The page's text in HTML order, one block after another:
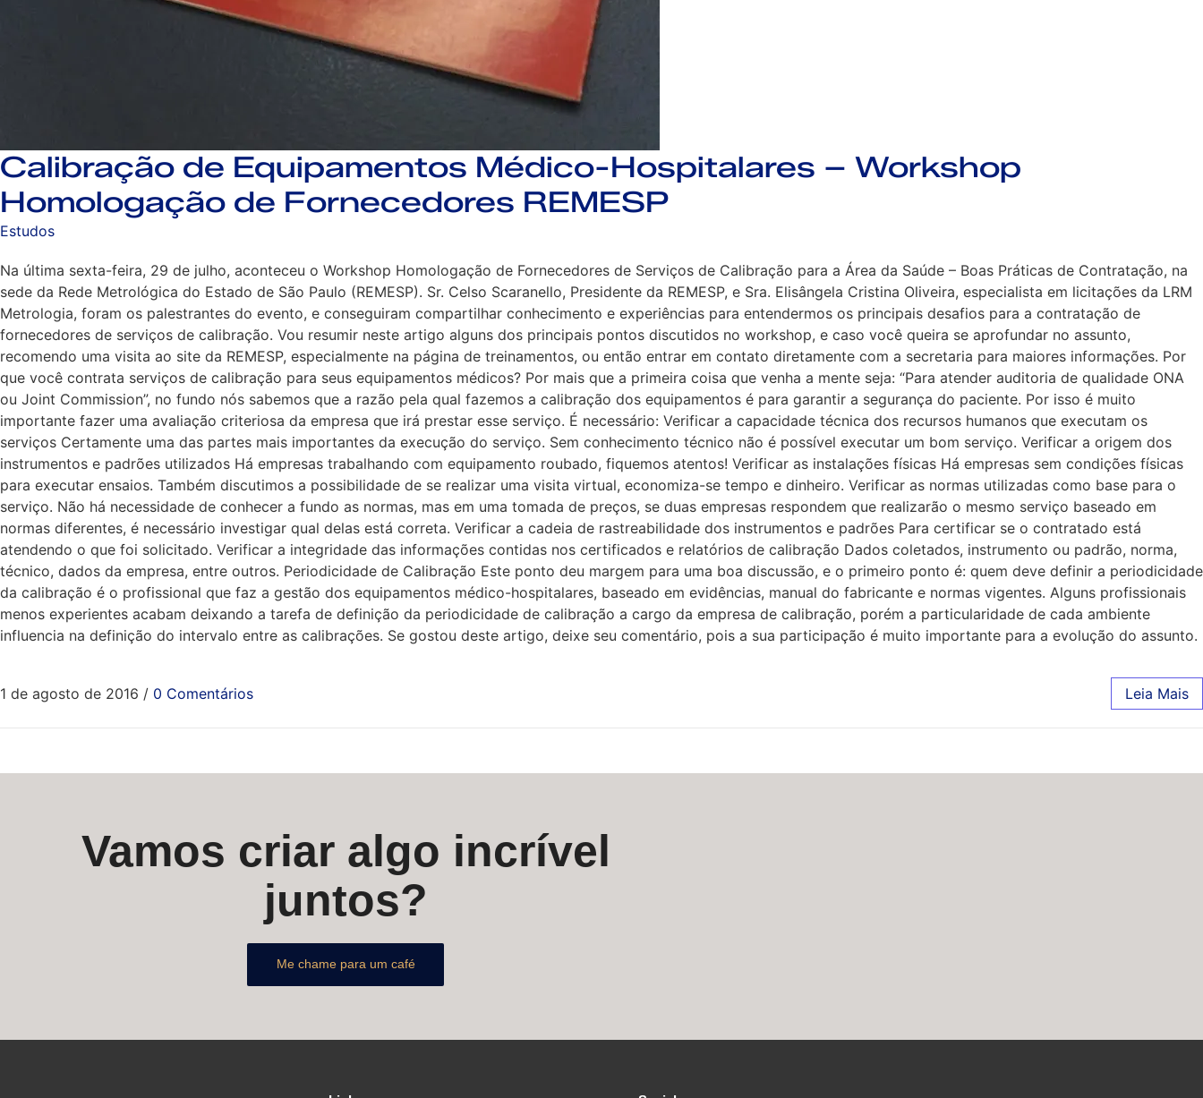
Calibração de Equipamentos Médico-Hospitalares – Workshop
Homologação de Fornecedores REMESP
Estudos
Na última sexta-feira, 29 de julho, aconteceu o Workshop Homologação de Fornecedores de Serviços de Calibração para a Área da Saúde – Boas Práticas de Contratação, na
sede da Rede Metrológica do Estado de São Paulo (REMESP). Sr. Celso Scaranello, Presidente da REMESP, e Sra. Elisângela Cristina Oliveira, especialista em licitações da LRM
Metrologia, foram os palestrantes do evento, e conseguiram compartilhar conhecimento e experiências para entendermos os principais desafios para a contratação de
fornecedores de serviços de calibração. Vou resumir neste artigo alguns dos principais pontos discutidos no workshop, e caso você queira se aprofundar no assunto,
recomendo uma visita ao site da REMESP, especialmente na página de treinamentos, ou então entrar em contato diretamente com a secretaria para maiores informações. Por
que você contrata serviços de calibração para seus equipamentos médicos? Por mais que a primeira coisa que venha a mente seja: “Para atender auditoria de qualidade ONA
ou Joint Commission”, no fundo nós sabemos que a razão pela qual fazemos a calibração dos equipamentos é para garantir a segurança do paciente. Por isso é muito
importante fazer uma avaliação criteriosa da empresa que irá prestar esse serviço. É necessário: Verificar a capacidade técnica dos recursos humanos que executam os
serviços Certamente uma das partes mais importantes da execução do serviço. Sem conhecimento técnico não é possível executar um bom serviço. Verificar a origem dos
instrumentos e padrões utilizados Há empresas trabalhando com equipamento roubado, fiquemos atentos! Verificar as instalações físicas Há empresas sem condições físicas
para executar ensaios. Também discutimos a possibilidade de se realizar uma visita virtual, economiza-se tempo e dinheiro. Verificar as normas utilizadas como base para o
serviço. Não há necessidade de conhecer a fundo as normas, mas em uma tomada de preços, se duas empresas respondem que realizarão o mesmo serviço baseado em
normas diferentes, é necessário investigar qual delas está correta. Verificar a cadeia de rastreabilidade dos instrumentos e padrões Para certificar se o contratado está
atendendo o que foi solicitado. Verificar a integridade das informações contidas nos certificados e relatórios de calibração Dados coletados, instrumento ou padrão, norma,
técnico, dados da empresa, entre outros. Periodicidade de Calibração Este ponto deu margem para uma boa discussão, e o primeiro ponto é: quem deve definir a periodicidade
da calibração é o profissional que faz a gestão dos equipamentos médico-hospitalares, baseado em evidências, manual do fabricante e normas vigentes. Alguns profissionais
menos experientes acabam deixando a tarefa de definição da periodicidade de calibração a cargo da empresa de calibração, porém a particularidade de cada ambiente
influencia na definição do intervalo entre as calibrações. Se gostou deste artigo, deixe seu comentário, pois a sua participação é muito importante para a evolução do assunto.
1 de agosto de 2016 / 0 Comentários Leia Mais
Vamos criar algo incrível
juntos?
Me chame para um café